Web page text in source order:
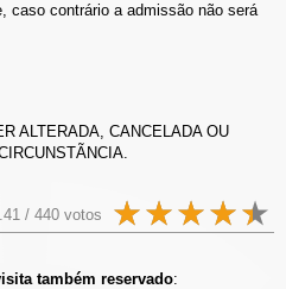
caso contrário a admissão não será
ALTERADA, CANCELADA OU
/ 440 votos
também reservado: